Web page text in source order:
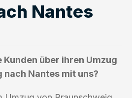
Nantes
Kunden über ihren Umzug
Nantes mit uns?